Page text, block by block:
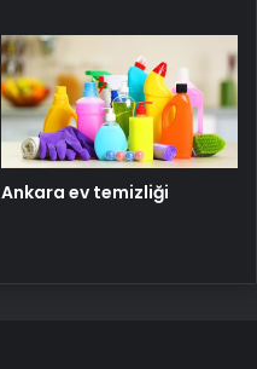
Ankara ev temizliği